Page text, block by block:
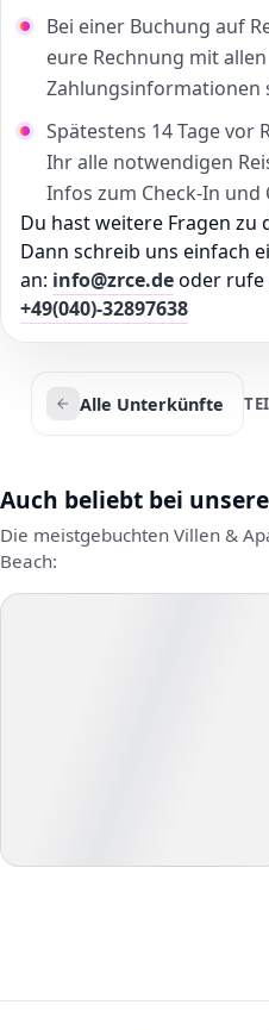
Bei einer Buchung auf
eure Rechnung mit allen
Zahlungsinformationen
Spätestens 14 Tage vor
Ihr alle notwendigen
Infos zum Check-In und
Du hast weitere Fragen zu
Dann schreib uns einfach
an: info@zrce.deoder rufe
+49(040)-32897638
Alle Unterkünfte
Auch beliebt bei
Die meistgebuchten Villen &
Beach: